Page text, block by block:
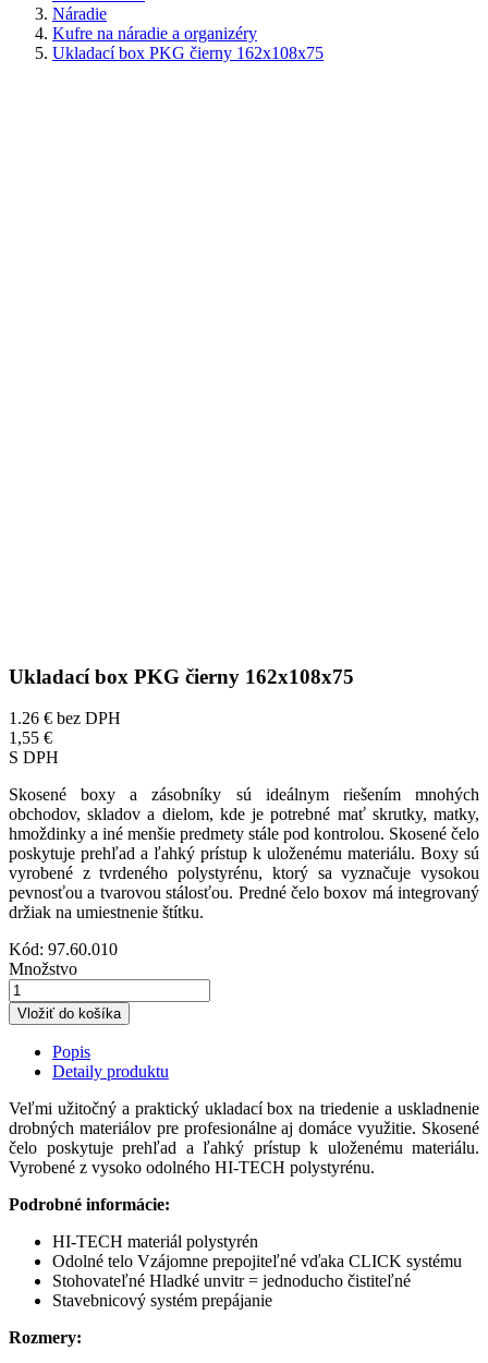
Náradie
Kufre na náradie a organizéry
Ukladací box PKG čierny 162x108x75
Ukladací box PKG čierny 162x108x75
1.26 € bez DPH
1,55 €
S DPH
Skosené boxy a zásobníky sú ideálnym riešením mnohých
obchodov, skladov a dielom, kde je potrebné mať skrutky, matky,
hmoždinky a iné menšie predmety stále pod kontrolou. Skosené čelo
poskytuje prehľad a ľahký prístup k uloženému materiálu. Boxy sú
vyrobené z tvrdeného polystyrénu, ktorý sa vyznačuje vysokou
pevnosťou a tvarovou stálosťou. Predné čelo boxov má integrovaný
držiak na umiestnenie štítku.
Kód: 97.60.010
Množstvo
Vložiť do košíka
Popis
Detaily produktu
Veľmi užitočný a praktický ukladací box na triedenie a uskladnenie
drobných materiálov pre profesionálne aj domáce využitie. Skosené
čelo poskytuje prehľad a ľahký prístup k uloženému materiálu.
Vyrobené z vysoko odolného HI-TECH polystyrénu.
Podrobné informácie:
HI-TECH materiál polystyrén
Odolné telo Vzájomne prepojiteľné vďaka CLICK systému
Stohovateľné Hladké unvitr = jednoducho čistiteľné
Stavebnicový systém prepájanie
Rozmery: